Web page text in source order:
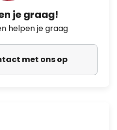
je graag!
helpen je graag
met ons op